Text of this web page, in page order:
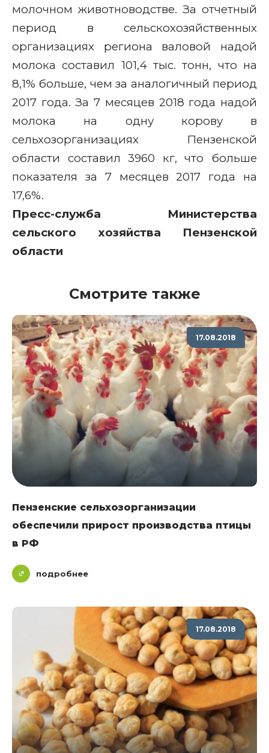
молочном животноводстве. За отчетный
период в сельскохозяйственных
организациях региона валовой надой
молока составил 101,4 тыс. тонн, что на
8,1% больше, чем за аналогичный период
2017 года. За 7 месяцев 2018 года надой
молока на одну корову в
сельхозорганизациях Пензенской
области составил 3960 кг, что больше
показателя за 7 месяцев 2017 года на
17,6%.
Пресс-служба Министерства
сельского хозяйства Пензенской
области
Смотрите также
17.08.2018
Пензенские сельхозорганизации
обеспечили прирост производства птицы
в РФ
подробнее
17.08.2018